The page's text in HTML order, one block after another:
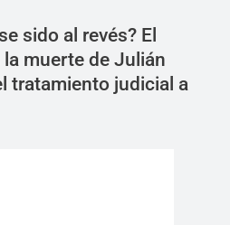
sido al revés? El
muerte de Julián
tratamiento judicial a